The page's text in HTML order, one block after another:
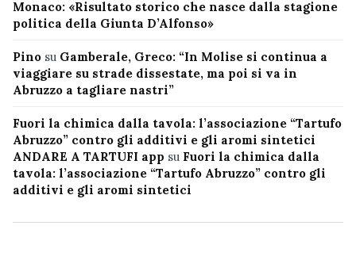
Monaco: «Risultato storico che nasce dalla stagione
politica della Giunta D’Alfonso»
Pino su Gamberale, Greco: “In Molise si continua a
viaggiare su strade dissestate, ma poi si va in
Abruzzo a tagliare nastri”
Fuori la chimica dalla tavola: l’associazione “Tartufo
Abruzzo” contro gli additivi e gli aromi sintetici
ANDARE A TARTUFI app su Fuori la chimica dalla
tavola: l’associazione “Tartufo Abruzzo” contro gli
additivi e gli aromi sintetici